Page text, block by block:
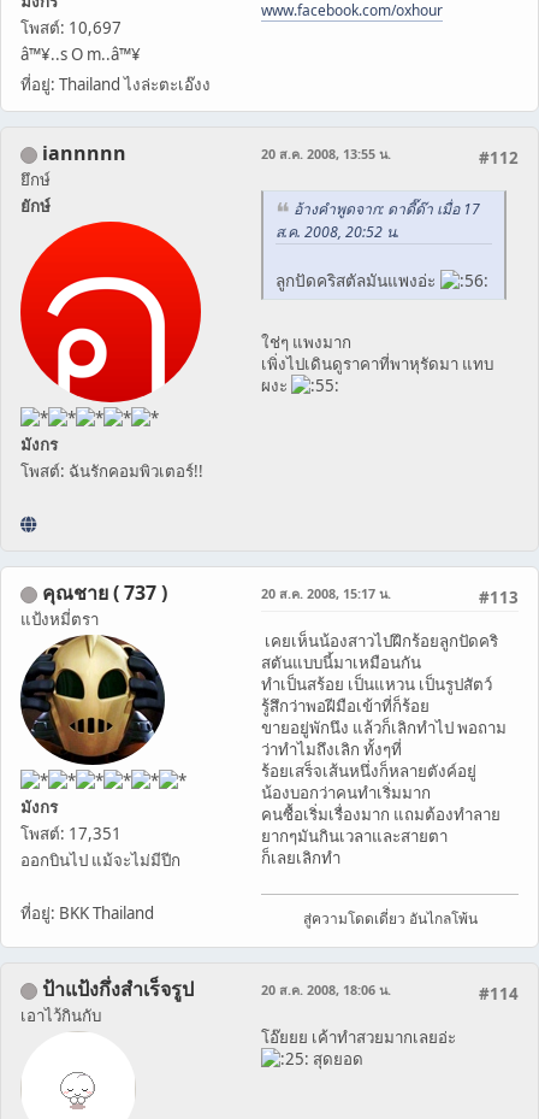
โพสต์: 10,697
â™¥..s O m..â™¥
ที่อยู่: Thailand ไงล่ะตะเอ๊งง
www.facebook.com/oxhour
iannnnn
ยึกษ์
ยักษ์
มังกร
โพสต์: ฉันรักคอมพิวเตอร์!!
#112
20 ส.ค. 2008, 13:55 น.
อ้างคำพูดจาก: ดาดี๊ด๊า เมื่อ 17
ส.ค. 2008, 20:52 น.
ลูกปัดคริสตัลมันแพงอ่ะ
ใช่ๆ แพงมาก
เพิ่งไปเดินดูราคาที่พาหุรัดมา แทบ
ผงะ
คุณชาย ( 737 )
แป้งหมี่ตรา
มังกร
โพสต์: 17,351
ออกบินไป แม้จะไม่มีปีก
ที่อยู่: BKK Thailand
#113
20 ส.ค. 2008, 15:17 น.
เคยเห็นน้องสาวไปฝึกร้อยลูกปัดคริ
สตันแบบนี้มาเหมือนกัน
ทำเป็นสร้อย เป็นแหวน เป็นรูปสัตว์
รู้สึกว่าพอฝีมือเข้าที่ก็ร้อย
ขายอยู่พักนึง แล้วก็เลิกทำไป พอถาม
ว่าทำไมถึงเลิก ทั้งๆที่
ร้อยเสร็จเส้นหนึ่งก็หลายตังค์อยู่
น้องบอกว่าคนทำเริ่มมาก
คนซื้อเริ่มเรื่องมาก แถมต้องทำลาย
ยากๆมันกินเวลาและสายตา
ก็เลยเลิกทำ
สู่ความโดดเดี่ยว อันไกลโพ้น
ป้าแป้งกึ่งสำเร็จรูป
เอาไว้กินกับ
#114
20 ส.ค. 2008, 18:06 น.
โอ๊ยยย เค้าทำสวยมากเลยอ่ะ
สุดยอด